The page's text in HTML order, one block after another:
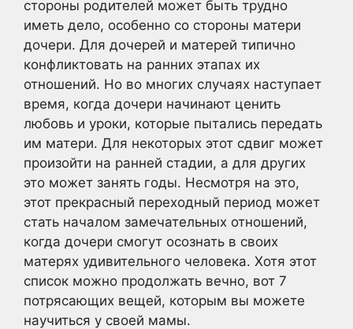
стороны родителей может быть трудно
иметь дело, особенно со стороны матери
дочери. Для дочерей и матерей типично
конфликтовать на ранних этапах их
отношений. Но во многих случаях наступает
время, когда дочери начинают ценить
любовь и уроки, которые пытались передать
им матери. Для некоторых этот сдвиг может
произойти на ранней стадии, а для других
это может занять годы. Несмотря на это,
этот прекрасный переходный период может
стать началом замечательных отношений,
когда дочери смогут осознать в своих
матерях удивительного человека. Хотя этот
список можно продолжать вечно, вот 7
потрясающих вещей, которым вы можете
научиться у своей мамы.